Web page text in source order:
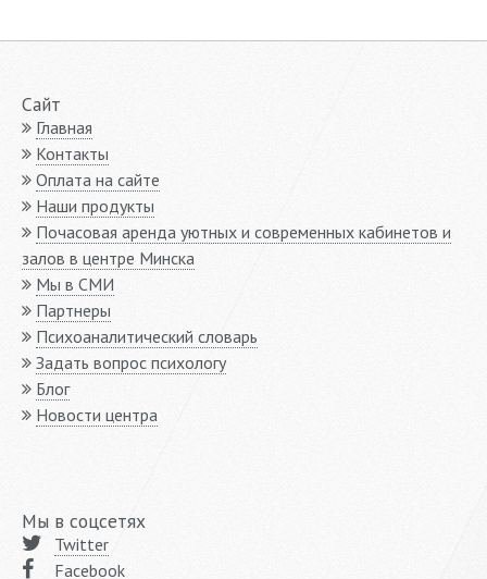
Сайт
Главная
Контакты
Оплата на сайте
Наши продукты
Почасовая аренда уютных и современных кабинетов и
залов в центре Минска
Мы в СМИ
Партнеры
Психоаналитический словарь
Задать вопрос психологу
Блог
Новости центра
Мы в соцсетях
Twitter
Facebook